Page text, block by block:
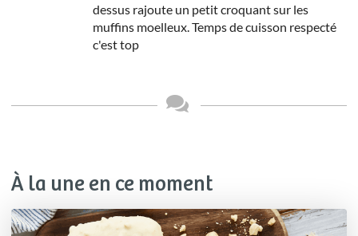
dessus rajoute un petit croquant sur les
muffins moelleux. Temps de cuisson respecté
c'est top
À la une en ce moment